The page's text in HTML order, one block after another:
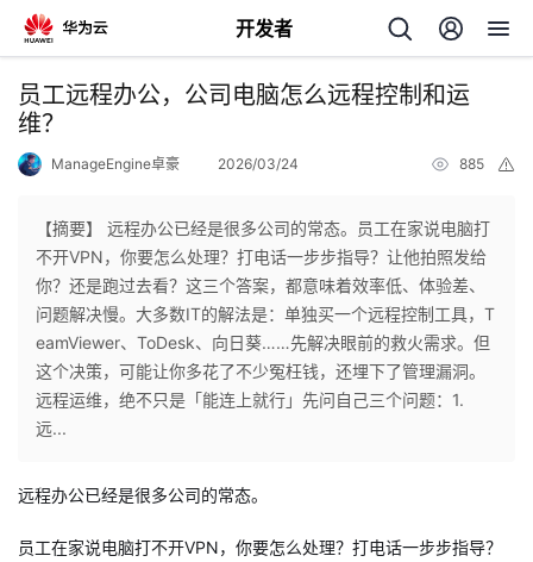
开发者
返
回
个
人
主
我
的
员工远程办公，公司电脑怎么远程控制和运
维？
ManageEngine卓豪 2026/03/24 885
【摘要】 远程办公已经是很多公司的常态。员工在家说电脑打
不开VPN，你要怎么处理？打电话一步步指导？让他拍照发给
你？还是跑过去看？这三个答案，都意味着效率低、体验差、
问题解决慢。大多数IT的解法是：单独买一个远程控制工具，T
eamViewer、ToDesk、向日葵……先解决眼前的救火需求。但
这个决策，可能让你多花了不少冤枉钱，还埋下了管理漏洞。
远程运维，绝不只是「能连上就行」先问自己三个问题：1.
远...
远程办公已经是很多公司的常态。
员工在家说电脑打不开VPN，你要怎么处理？打电话一步步指导？